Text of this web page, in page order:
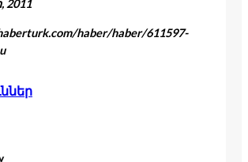
2011
haber/haber/611597-